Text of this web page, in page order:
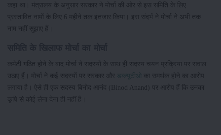
कहा था। मंत्रालय के अनुसार सरकार ने मोर्चा की ओर से इस समिति के लिए
प्रस्तावित नामों के लिए 6 महीने तक इंतजार किया। इस संदर्भ ने मोर्चा ने अभी तक
नाम नहीं सुझाए हैं।
कमेटी गठित होने के बाद मोर्चा ने सदस्यों के साथ ही सदस्य चयन प्रक्रिया पर सवाल
उठाए हैं। मोर्चा ने कई सदस्यों पर सरकार और डब्ल्यूटीओ
का समर्थक होने का आरोप
लगाया है। ऐसे ही एक सदस्य बिनोद आनंद (Binod Anand) पर आरोप हैं कि उनका
कृषि से कोई लेना देना ही नहीं है।